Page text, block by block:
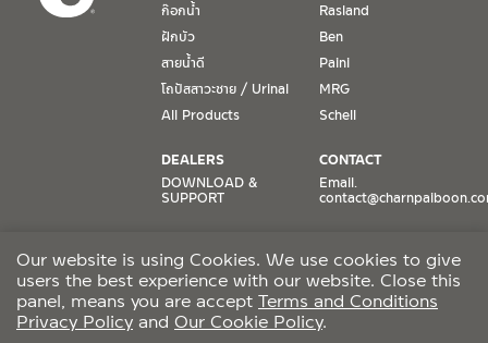
2. การรับประกันสินค้า จะรับประกันฉพาะสินค้าที่อยู่ในสภาพการใช้งาน
ปกติ หากมีตำหนิ ชำรุด ร้าว ตกพื้น หรือสภาพภายนอกอยู่ในสภาพที่ใช้
งานไม่ได้ ทางบริษัทฯ ถือว่าไม่อยู่ในเงื่อนไขการรับประกัน
3. การรับประกันสินค้า จะรับประกันเฉพาะชิ้นส่วนที่แจ้ง เช่น ก๊อกน้ำ จะ
เปลี่ยนเฉพาะชิ้นส่วนที่รับประกันนั้นๆ
4. ในกรณีที่ทางบริษัทฯ ต้องชดเชยสินค้าชิ้นใหม่ให้ลูกค้า ทางบริษัทฯ จะ
หายให้กับลูกค้า หากมีวัสดุอุปกรณ์ที่เกี่ยวเนื่องกับสินค้าของบริษัทฯ ที่มี
ผลกระทบกับการติดตั้งใหม่ หรือเกิดจากการรื้อถอนสินค้าที่เสียหาย ทา
งบริษัทฯ จะไม่รับผิดชอบถึงค่าใช้จ่าย หรือชดเชยวัสดุอุปกรณ์ที่เกี่ยว
เนื่องนั้นๆ
ก๊อกน้ำ
ฝักบัว
สายน้ำดี
โถปัสสาวะชาย / Urinal
All Products
Rasland
Ben
Paini
MRG
Schell
DEALERS
DOWNLOAD &
SUPPORT
Lazada
Shopee
CONTACT
Email.
TikTok
Facebook
CCTV POLICY
Our website is using Cookies. We use cookies to give
users the best experience with our website. Close this
panel, means you are accept Terms and Conditions
Privacy Policy and Our Cookie Policy.